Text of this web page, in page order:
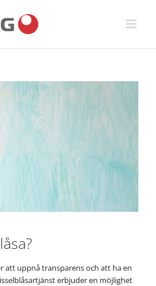
att uppnå transparens och att ha en
erbjuder en möjlighet